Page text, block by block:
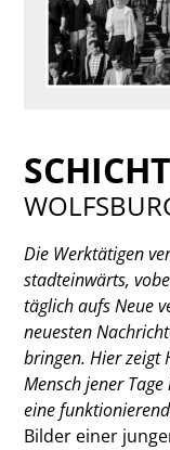
Die Werktätigen
stadteinwärts,
täglich aufs Neue
neuesten
bringen. Hier zeigt
Mensch jener
eine
Bilder einer